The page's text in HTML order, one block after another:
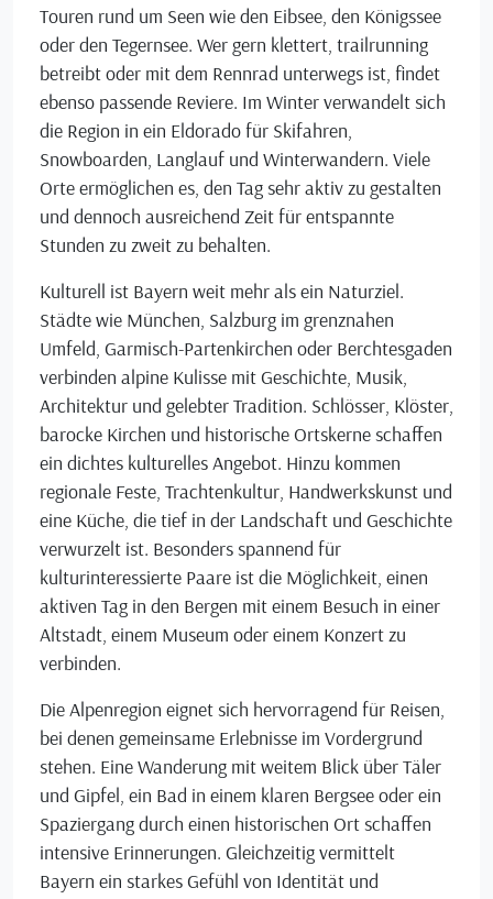
Touren rund um Seen wie den Eibsee, den Königssee
oder den Tegernsee. Wer gern klettert, trailrunning
betreibt oder mit dem Rennrad unterwegs ist, findet
ebenso passende Reviere. Im Winter verwandelt sich
die Region in ein Eldorado für Skifahren,
Snowboarden, Langlauf und Winterwandern. Viele
Orte ermöglichen es, den Tag sehr aktiv zu gestalten
und dennoch ausreichend Zeit für entspannte
Stunden zu zweit zu behalten.
Kulturell ist Bayern weit mehr als ein Naturziel.
Städte wie München, Salzburg im grenznahen
Umfeld, Garmisch-Partenkirchen oder Berchtesgaden
verbinden alpine Kulisse mit Geschichte, Musik,
Architektur und gelebter Tradition. Schlösser, Klöster,
barocke Kirchen und historische Ortskerne schaffen
ein dichtes kulturelles Angebot. Hinzu kommen
regionale Feste, Trachtenkultur, Handwerkskunst und
eine Küche, die tief in der Landschaft und Geschichte
verwurzelt ist. Besonders spannend für
kulturinteressierte Paare ist die Möglichkeit, einen
aktiven Tag in den Bergen mit einem Besuch in einer
Altstadt, einem Museum oder einem Konzert zu
verbinden.
Die Alpenregion eignet sich hervorragend für Reisen,
bei denen gemeinsame Erlebnisse im Vordergrund
stehen. Eine Wanderung mit weitem Blick über Täler
und Gipfel, ein Bad in einem klaren Bergsee oder ein
Spaziergang durch einen historischen Ort schaffen
intensive Erinnerungen. Gleichzeitig vermittelt
Bayern ein starkes Gefühl von Identität und